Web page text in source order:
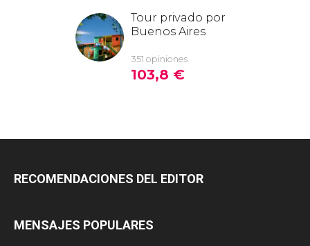
RECOMENDACIONES DEL EDITOR
MENSAJES POPULARES